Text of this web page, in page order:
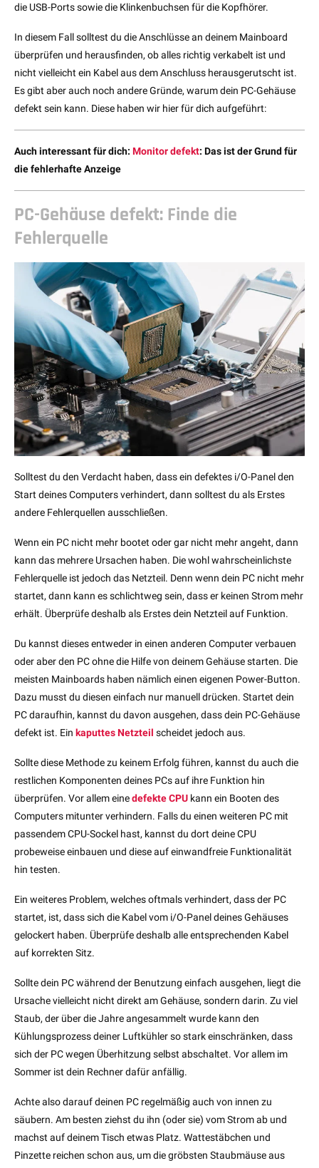
die USB-Ports sowie die Klinkenbuchsen für die Kopfhörer.
In diesem Fall solltest du die Anschlüsse an deinem Mainboard
überprüfen und herausfinden, ob alles richtig verkabelt ist und
nicht vielleicht ein Kabel aus dem Anschluss herausgerutscht ist.
Es gibt aber auch noch andere Gründe, warum dein PC-Gehäuse
defekt sein kann. Diese haben wir hier für dich aufgeführt:
Auch interessant für dich: Monitor defekt: Das ist der Grund für
die fehlerhafte Anzeige
PC-Gehäuse defekt: Finde die
Fehlerquelle
Solltest du den Verdacht haben, dass ein defektes i/O-Panel den
Start deines Computers verhindert, dann solltest du als Erstes
andere Fehlerquellen ausschließen.
Wenn ein PC nicht mehr bootet oder gar nicht mehr angeht, dann
kann das mehrere Ursachen haben. Die wohl wahrscheinlichste
Fehlerquelle ist jedoch das Netzteil. Denn wenn dein PC nicht mehr
startet, dann kann es schlichtweg sein, dass er keinen Strom mehr
erhält. Überprüfe deshalb als Erstes dein Netzteil auf Funktion.
Du kannst dieses entweder in einen anderen Computer verbauen
oder aber den PC ohne die Hilfe von deinem Gehäuse starten. Die
meisten Mainboards haben nämlich einen eigenen Power-Button.
Dazu musst du diesen einfach nur manuell drücken. Startet dein
PC daraufhin, kannst du davon ausgehen, dass dein PC-Gehäuse
defekt ist. Ein kaputtes Netzteil scheidet jedoch aus.
Sollte diese Methode zu keinem Erfolg führen, kannst du auch die
restlichen Komponenten deines PCs auf ihre Funktion hin
überprüfen. Vor allem einedefekte CPU kann ein Booten des
Computers mitunter verhindern. Falls du einen weiteren PC mit
passendem CPU-Sockel hast, kannst du dort deine CPU
probeweise einbauen und diese auf einwandfreie Funktionalität
hin testen.
Ein weiteres Problem, welches oftmals verhindert, dass der PC
startet, ist, dass sich die Kabel vom i/O-Panel deines Gehäuses
gelockert haben. Überprüfe deshalb alle entsprechenden Kabel
auf korrekten Sitz.
Sollte dein PC während der Benutzung einfach ausgehen, liegt die
Ursache vielleicht nicht direkt am Gehäuse, sondern darin. Zu viel
Staub, der über die Jahre angesammelt wurde kann den
Kühlungsprozess deiner Luftkühler so stark einschränken, dass
sich der PC wegen Überhitzung selbst abschaltet. Vor allem im
Sommer ist dein Rechner dafür anfällig.
Achte also darauf deinen PC regelmäßig auch von innen zu
säubern. Am besten ziehst du ihn (oder sie) vom Strom ab und
machst auf deinem Tisch etwas Platz. Wattestäbchen und
Pinzette reichen schon aus, um die gröbsten Staubmäuse aus